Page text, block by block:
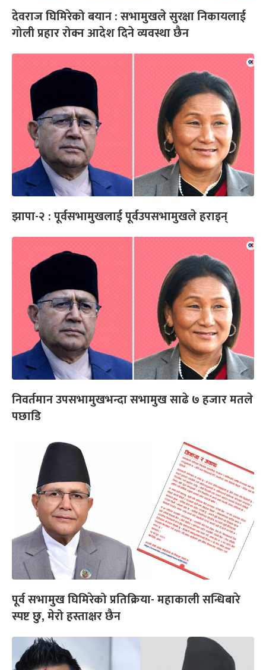
देवराज घिमिरेको बयान : सभामुखले सुरक्षा निकायलाई
गोली प्रहार रोक्न आदेश दिने व्यवस्था छैन
झापा-२ : पूर्वसभामुखलाई पूर्वउपसभामुखले हराइन्
निवर्तमान उपसभामुखभन्दा सभामुख साढे ७ हजार मतले
पछाडि
पूर्व सभामुख घिमिरेको प्रतिक्रिया- महाकाली सन्धिबारे
स्पष्ट छु, मेरो हस्ताक्षर छैन